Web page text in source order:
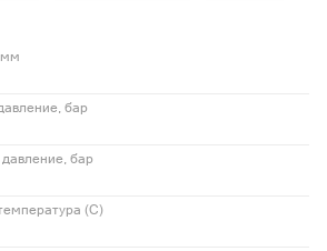
мм
бар
бар
(С)